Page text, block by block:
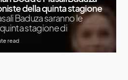
della quinta stagione
Baduza saranno le
stagione di
read